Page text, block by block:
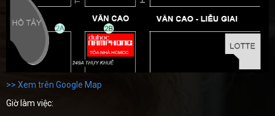
>> Xem trên Google Map
Giờ làm việc: